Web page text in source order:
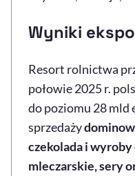
Wyniki
Resort rolnictwa
połowie 2025 r.
do poziomu 28
sprzedaży
czekolada i
mleczarskie, sery